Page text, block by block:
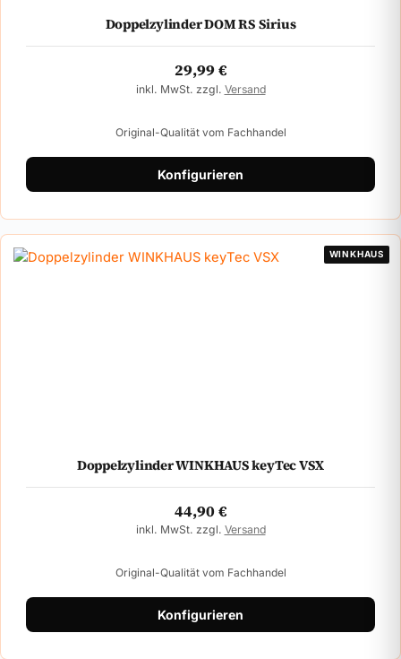
Doppelzylinder DOM RS Sirius
29,99€
inkl. MwSt. zzgl. Versand
Original-Qualität vom Fachhandel
Konfigurieren
WINKHAUS
Doppelzylinder WINKHAUS keyTec VSX
44,90€
inkl. MwSt. zzgl. Versand
Original-Qualität vom Fachhandel
Konfigurieren